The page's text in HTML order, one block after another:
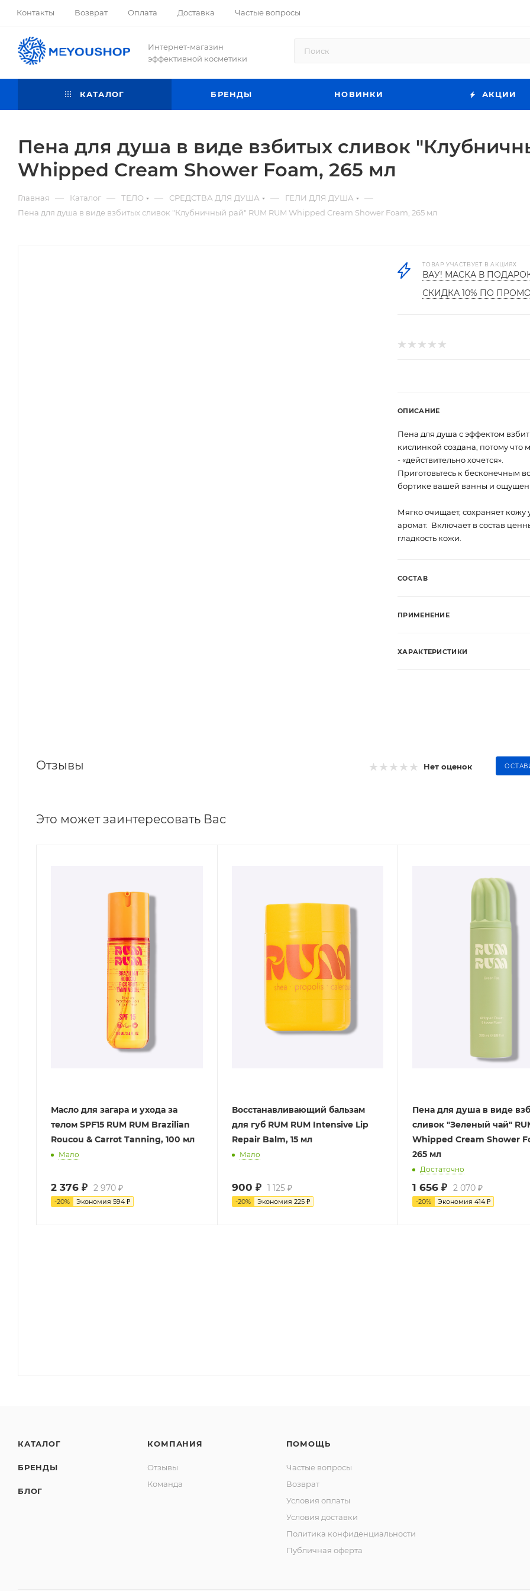
Контакты Возврат Оплата Доставка Частые вопросы
Интернет-магазин
эффективной косметики
КАТАЛОГ БРЕНДЫ НОВИНКИ АКЦИИ
Пена для душа в виде взбитых сливок
Whipped Cream Shower Foam, 265 мл
Главная — Каталог — ТЕЛО — СРЕДСТВА ДЛЯ ДУША — ГЕЛИ ДЛЯ ДУША —
Пена для душа в виде взбитых сливок "Клубничный рай" RUM RUM Whipped Cream Shower Foam, 265 мл
ТОВАР УЧАСТВУЕТ В АКЦИЯХ
ВАУ! МАСКА В
СКИДКА 10% ПО
ОПИСАНИЕ
Пена для душа с эффектом
кислинкой создана, потому что
- «действительно хочется».
Приготовьтесь к бесконечным
бортике вашей ванны и
Мягко очищает, сохраняет
аромат. Включает в состав
гладкость кожи.
СОСТАВ
ПРИМЕНЕНИЕ
ХАРАКТЕРИСТИКИ
Отзывы Нет оценок
Это может заинтересовать Вас
Масло для загара и ухода за
телом SPF15 RUM RUM Brazilian
Roucou & Carrot Tanning, 100 мл
Мало
2 376 ₽ 2 970 ₽
-20% Экономия 594 ₽
Восстанавливающий бальзам
для губ RUM RUM Intensive Lip
Repair Balm, 15 мл
Мало
900 ₽ 1 125₽
-20% Экономия 225₽
Пена для душа в виде
сливок "Зеленый чай"
Whipped Cream Shower
265 мл
Достаточно
1 656 ₽ 2 070 ₽
-20% Экономия 414 ₽
КАТАЛОГ
БРЕНДЫ
БЛОГ
КОМПАНИЯ
Отзывы
Команда
ПОМОЩЬ
Частые вопросы
Возврат
Условия оплаты
Условия доставки
Политика конфиденциальности
Публичная оферта